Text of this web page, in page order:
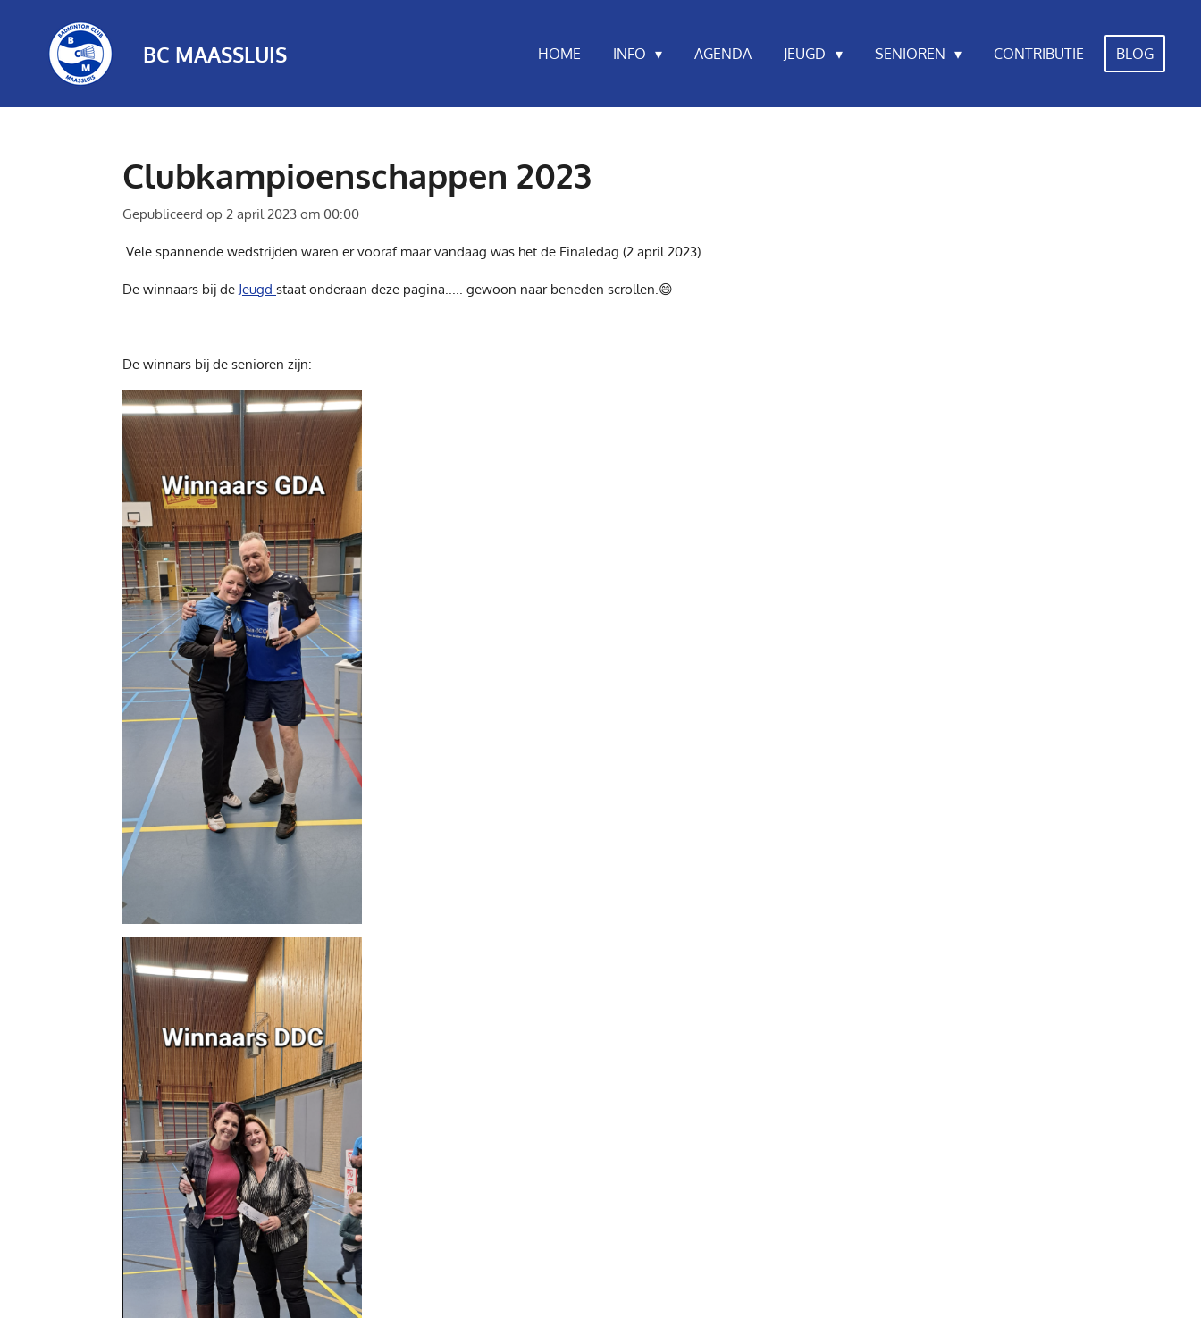
BC MAASSLUIS HOME INFO AGENDA JEUGD SENIOREN CONTRIBUTIE BLOG
Clubkampioenschappen 2023
Gepubliceerd op 2 april 2023 om 00:00
Vele spannende wedstrijden waren er vooraf maar vandaag was het de Finaledag (2 april 2023).
De winnaars bij de Jeugd staat onderaan deze pagina..... gewoon naar beneden scrollen.😄
De winnars bij de senioren zijn: